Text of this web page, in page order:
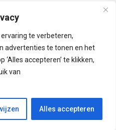
te verbeteren,
advertenties te tonen en het
‘Alles accepteren’ te klikken,
van
Alles accepteren
Bel ons
–
|Disclaimer|